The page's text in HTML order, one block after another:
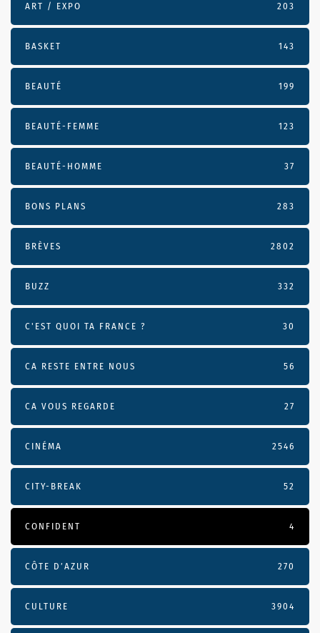
ART / EXPO 203
BASKET 143
BEAUTÉ 199
BEAUTÉ-FEMME 123
BEAUTÉ-HOMME 37
BONS PLANS 283
BRÈVES 2802
BUZZ 332
C'EST QUOI TA FRANCE ? 30
CA RESTE ENTRE NOUS 56
CA VOUS REGARDE 27
CINÉMA 2546
CITY-BREAK 52
CONFIDENT 4
CÔTE D’AZUR 270
CULTURE 3904